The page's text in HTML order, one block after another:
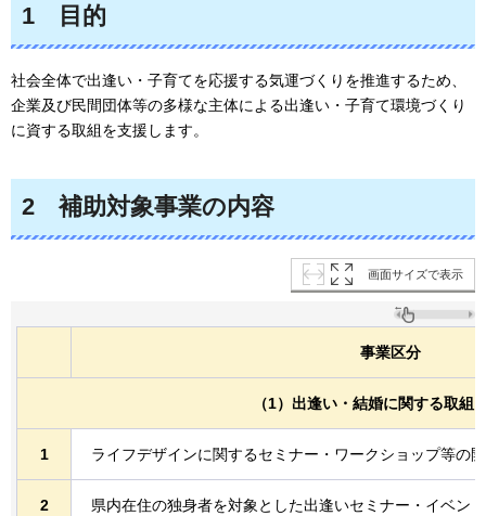
1 目的
社会全体で出逢い・子育てを応援する気運づくりを推進するため、
企業及び民間団体等の多様な主体による出逢い・子育て環境づくり
に資する取組を支援します。
2 補助対象事業の内容
画面サイズで表示
事業区分
（1）出逢い・結婚に関する取組
1 ライフデザインに関するセミナー・ワークショップ等の
2 県内在住の独身者を対象とした出逢いセミナー・イベン